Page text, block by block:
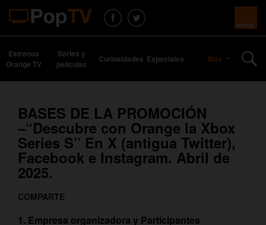
Estrenos
Orange TV
Series y
películas
Curiosidades Especiales Más
BASES DE LA PROMOCIÓN
–“Descubre con Orange la Xbox
Series S” En X (antigua Twitter),
Facebook e Instagram. Abril de
2025.
COMPARTE
1. Empresa organizadora y Participantes